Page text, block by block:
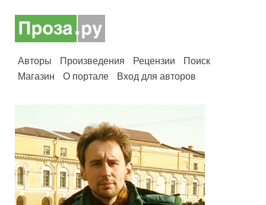
Авторы Произведения Рецензии
Поиск
Магазин
О портале Вход для авторов